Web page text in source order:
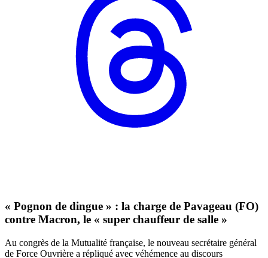
« Pognon de dingue » : la charge de Pavageau (FO)
contre Macron, le « super chauffeur de salle »
Au congrès de la Mutualité française, le nouveau secrétaire général
de Force Ouvrière a répliqué avec véhémence au discours